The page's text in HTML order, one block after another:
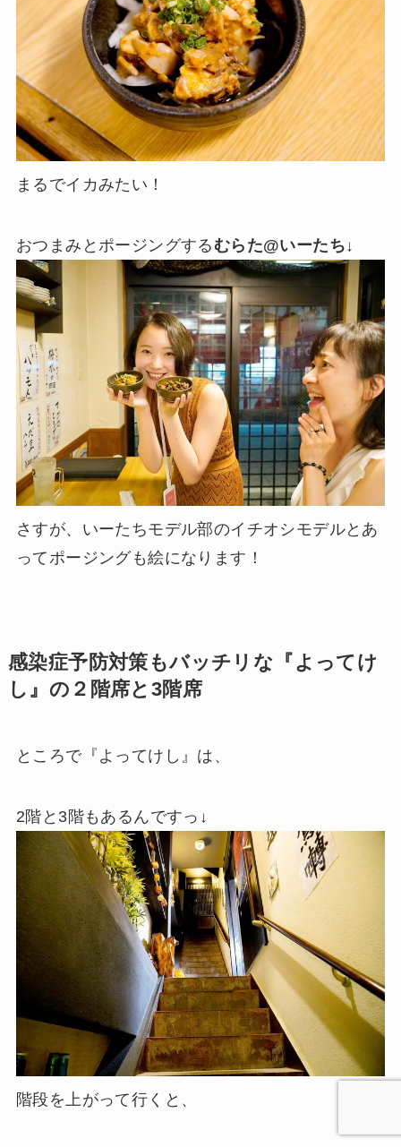
まるでイカみたい！
おつまみとポージングする むらた@いーたち↓
さすが、いーたちモデル部のイチオシモデルとあ
ってポージングも絵になります！
感染症予防対策もバッチリな『よってけ
し』の２階席と3階席
ところで『よってけし』は、
2階と3階もあるんですっ↓
階段を上がって行くと、